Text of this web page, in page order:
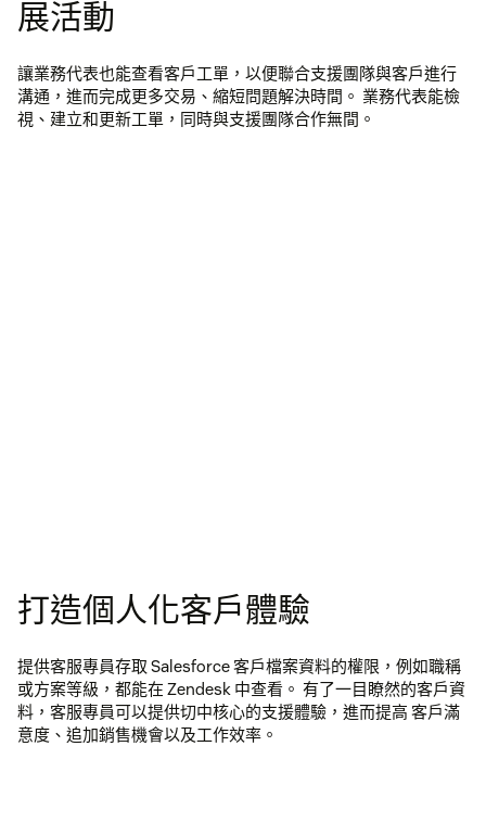
展活動
讓業務代表也能查看客戶工單，以便聯合支援團隊與客戶進行
溝通，進而完成更多交易、縮短問題解決時間。 業務代表能檢
視、建立和更新工單，同時與支援團隊合作無間。
打造個人化客戶體驗
提供客服專員存取 Salesforce 客戶檔案資料的權限，例如職稱
或方案等級，都能在 Zendesk 中查看。 有了一目瞭然的客戶資
料，客服專員可以提供切中核心的支援體驗，進而提高 客戶滿
意度、追加銷售機會以及工作效率。